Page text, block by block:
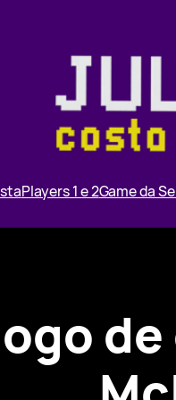
Players 1 e 2Game da